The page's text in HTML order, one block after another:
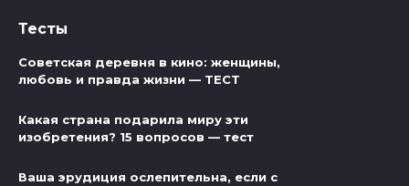
Тесты
Советская деревня в кино: женщины,
любовь и правда жизни — ТЕСТ
Какая страна подарила миру эти
изобретения? 15 вопросов — тест
Ваша эрудиция ослепительна, если с